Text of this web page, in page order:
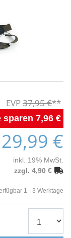
37,95 €
7,96 €
29,99 €
inkl. 19% MwSt.
zzgl. 4,90 €
1 - 3 Werktage